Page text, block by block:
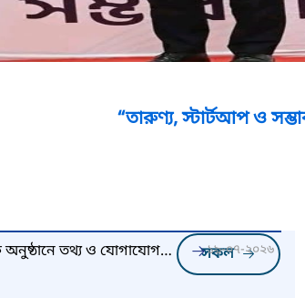
“তারুণ্য, স্টার্টআপ ও সম্ভাবনার
সকল
অনুষ্ঠানে তথ্য ও যোগাযোগ
১৯-০৭-২০২৬